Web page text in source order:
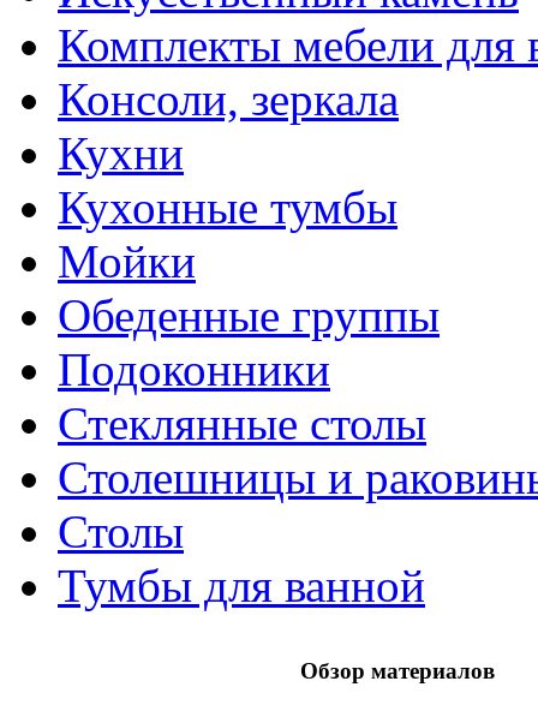
Комплекты мебели для
Консоли, зеркала
Кухни
Кухонные тумбы
Мойки
Обеденные группы
Подоконники
Стеклянные столы
Столешницы и
Столы
Тумбы для ванной
Обзор материалов